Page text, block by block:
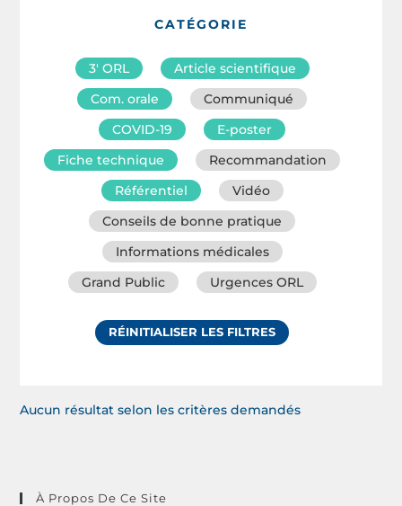
CATÉGORIE
3′ ORL
Article scientifique
Com. orale
Communiqué
COVID-19
E-poster
Fiche technique
Recommandation
Référentiel
Vidéo
Conseils de bonne pratique
Informations médicales
Grand Public
Urgences ORL
RÉINITIALISER LES FILTRES
Aucun résultat selon les critères demandés
À Propos De Ce Site